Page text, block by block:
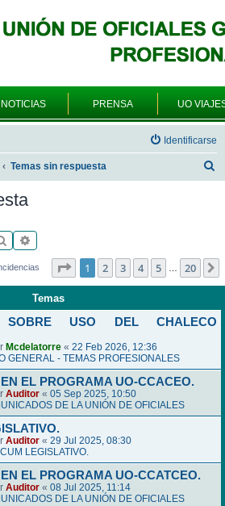
NOTICIAS PRENSA UO
Identificarse
Temas sin respuesta
Buscar
Página de 20
1 2 3 4 5 … 20
Temas
SOBRE USO DEL CHALECO
Mcdelatorre « 22 Feb 2026, 12:36
GENERAL - TEMAS PROFESIONALES
EN EL PROGRAMA UO-CCACEO.
Auditor « 05 Sep 2025, 10:50
DE LA UNIÓN DE OFICIALES
Auditor « 29 Jul 2025, 08:30
LEGISLATIVO.
EN EL PROGRAMA UO-CCATCEO.
Auditor « 08 Jul 2025, 11:14
DE LA UNIÓN DE OFICIALES